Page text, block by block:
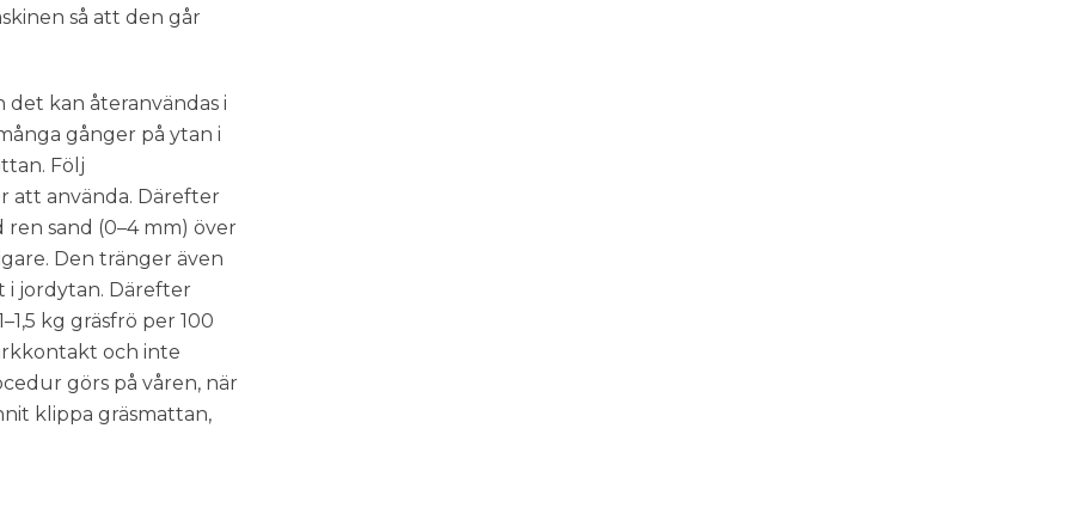
så att den går
kan återanvändas i
gånger på ytan i
Följ
att använda. Därefter
sand (0–4 mm) över
Den tränger även
i jordytan. Därefter
kg gräsfrö per 100
och inte
görs på våren, när
klippa gräsmattan,